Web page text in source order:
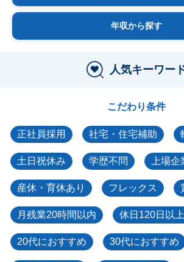
年収から探す
人気キーワー
こだわり条件
正社員採用 社宅・住宅補助
土日祝休み 学歴不問 上場企
産休・育休あり フレックス
月残業20時間以内 休日120日以上
20代におすすめ 30代におすすめ